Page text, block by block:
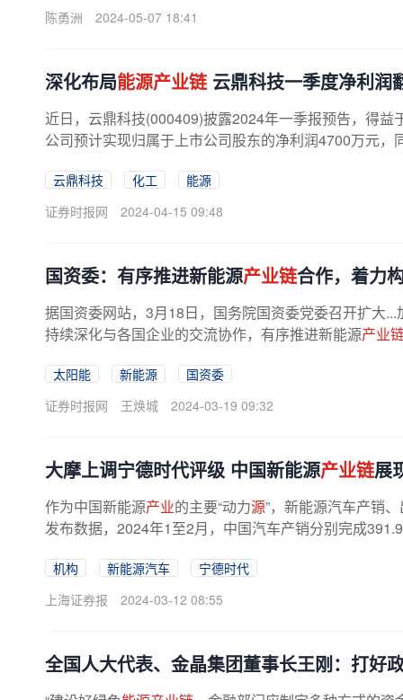
陈勇洲
2024-05-07 18:41
深化布局能源产业链云鼎科技一季度净利润
近日，云鼎科技(000409)披露2024年一季报预告，得
公司预计实现归属于上市公司股东的净利润4700万元
云鼎科技 化工
能源
证券时报网
2024-04-15 09:48
国资委：有序推进新能源产业链合作，着力
据国资委网站，3月18日，国务院国资委党委召开扩大...
持续深化与各国企业的交流协作，有序推进新能源产业
太阳能 新能源
国资委
证券时报网
王焕城 2024-03-19 09:32
大摩上调宁德时代评级 中国新能源产业链展
作为中国新能源产业的主要“动力源”，新能源汽车产销
发布数据，2024年1至2月，中国汽车产销分别完成
机构 新能源汽车
宁德时代
上海证券报
2024-03-12 08:55
全国人大代表、金晶集团董事长王刚：打好